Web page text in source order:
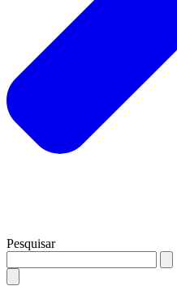
Pesquisar